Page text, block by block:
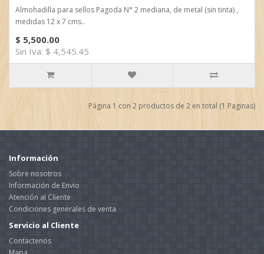
Almohadilla para sellos Pagoda N° 2 mediana, de metal (sin tinta) ,
medidas 12 x 7 cms..
$ 5,500.00
Sin Iva: $ 4,545.45
Página 1 con 2 productos de 2 en total (1 Paginas)
Información
Sobre nosotros
Información de Envio
Atención al Cliente
Condiciones generales de venta
Servicio al Cliente
Contactenos